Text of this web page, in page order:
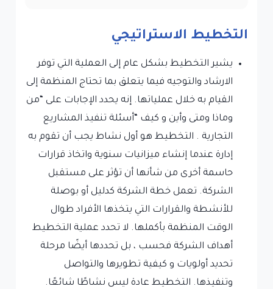
التخطيط الاستراتيجي
يشير التخطيط بشكل عام إلى العملية التي توفر
الارشاد والتوجيه فيما يتعلق بما تحتاج المنظمة إلى
القيام به خلال عملياتها. إنه يحدد الإجابات على “من
وماذا ومتى وأين و كيف “أسئلة تنفيذ المشاريع
التجارية . التخطيط هو أول نشاط يجب أن تقوم به
إدارة عندما إنشاء ميزانيات سنوية واتخاذ قرارات
حاسمة أخرى من شأنها أن تؤثر على مستقبل
الشركة. تعمل خطة الشركة كدليل أو بوصلة
للأنشطة والقرارات التي يتخذها الأفراد طوال
الوقت المنظمة بأكملها. لا تحدد عملية التخطيط
أهداف الشركة فحسب ، بل تحددها أيضًا مرحلة
تحديد أولويات و كيفية تطويرها والتواصل
وتنفيذها. التخطيط عادة ليس نشاطًا شائعًا.